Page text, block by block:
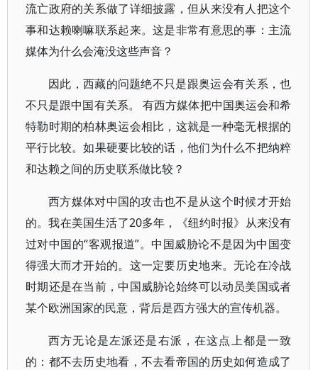
流亡政府的关系做了详细披露，但从来没有人把这个
事和达赖喇嘛联系起来。这是非常有意思的事：主流
媒体为什么会淹没这些声音？
因此，西藏的问题绝不只是跟奥运会有关系，也
不只是跟中国有关系。 有西方媒体把中国奥运会和希
特勒时期的柏林奥运会相比，这就是一种毫无根据的
平行比较。如果硬要比较的话，他们为什么不把纳粹
和达赖之间的历史联系做比较？
西方媒体对中国的攻击也不是从这个时候才开始
的。我在美国生活了20多年，《纽约时报》从来没有
过对中国的“客观报道”。中国威胁论不是因为中国变
得强大而才开始的。这一定要历史地来。无论在冷战
时期还是在当前，中国威胁论始终可以动员美国或者
某个欧洲国家的民意，背后是西方强大的宣传机器。
西方无论是左派还是右派，在这点上都是一致
的：都不去历史地看，不去看帝国的历史如何造成了